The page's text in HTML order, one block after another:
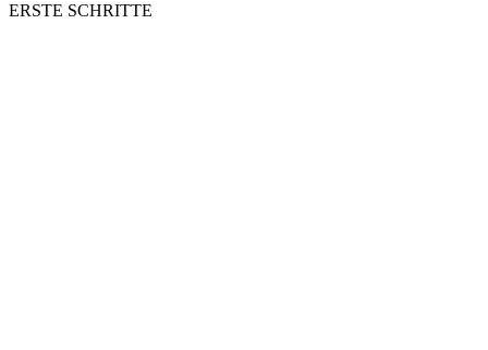
ERSTE SCHRITTE